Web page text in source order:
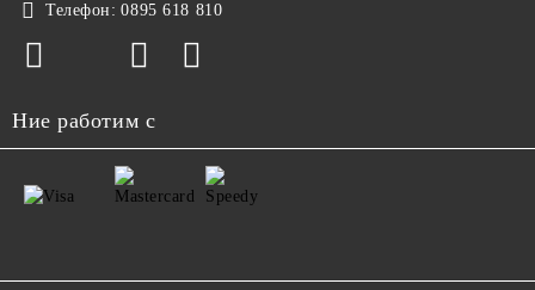
Телефон: 0895 618 810
Ние работим с